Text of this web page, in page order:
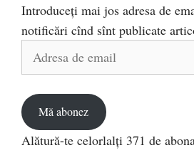
Introduceți mai jos adresa de
notificări cînd sînt publicate
Mă abonez
Alătură-te celorlalți 371 de